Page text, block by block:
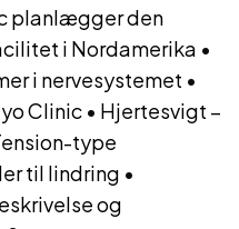
planlægger den
i Nordamerika •
i nervesystemet •
Clinic • Hjertesvigt –
type
til lindring •
og